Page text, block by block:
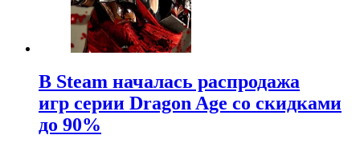
В Steam началась распродажа
игр серии Dragon Age со скидками
до 90%